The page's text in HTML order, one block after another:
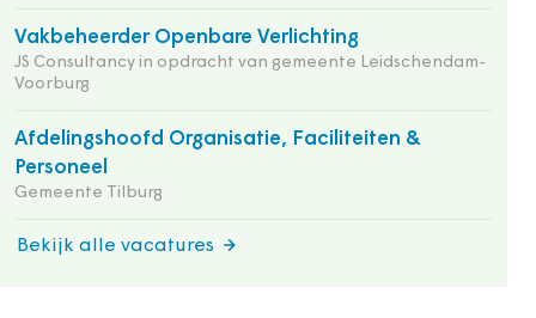
Vakbeheerder Openbare Verlichting
JS Consultancy in opdracht van gemeente Leidschendam-
Voorburg
Afdelingshoofd Organisatie, Faciliteiten &
Personeel
Gemeente Tilburg
Bekijk alle vacatures